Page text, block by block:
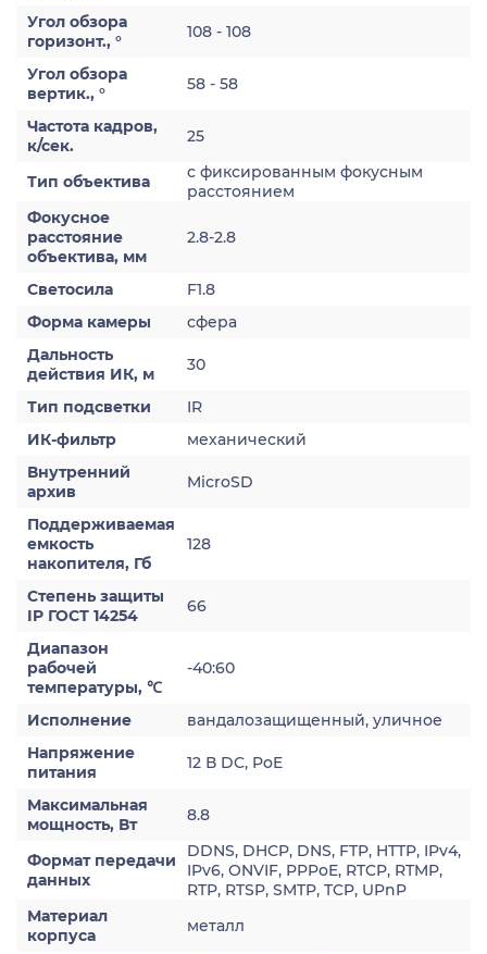
Угол обзора
горизонт., °
108 - 108
Угол обзора
вертик., °
58 - 58
Частота кадров,
к/сек.
25
Тип объектива
с фиксированным фокусным
расстоянием
Фокусное
расстояние
объектива, мм
2.8-2.8
Светосила
F1.8
Форма камеры
сфера
Дальность
действия ИК, м
30
Тип подсветки
IR
ИК-фильтр
механический
Внутренний
архив
MicroSD
Поддерживаемая
емкость
накопителя, Гб
128
Степень защиты
IP ГОСТ 14254
66
Диапазон
рабочей
температуры, ℃
-40:60
Исполнение
вандалозащищенный, уличное
Напряжение
питания
12 В DC, PoE
Максимальная
мощность, Вт
8.8
Формат передачи
данных
DDNS, DHCP, DNS, FTP, HTTP, IPv4,
IPv6, ONVIF, PPPoE, RTCP, RTMP,
RTP, RTSP, SMTP, TCP, UPnP
Материал
корпуса
металл